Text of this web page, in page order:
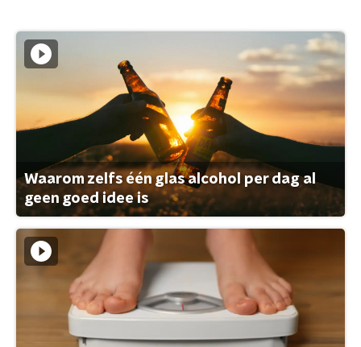
Waarom zelfs één glas alcohol per dag al
geen goed idee is